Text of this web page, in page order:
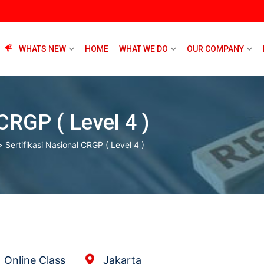
WHATS NEW HOME WHAT WE DO OUR COMPANY
( Level 4 )
Sertifikasi Nasional CRGP ( Level 4 )
Online Class Jakarta